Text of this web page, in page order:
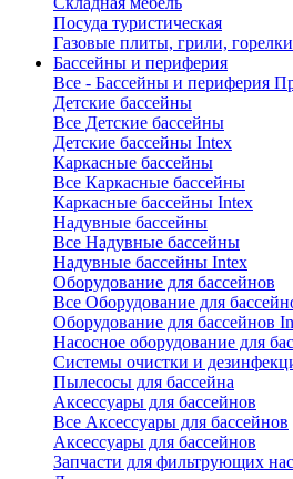
Посуда туристическая
Газовые плиты, грили,
Бассейны и периферия
Все - Бассейны и периферия
Детские бассейны
Все Детские бассейны
Детские бассейны Intex
Каркасные бассейны
Все Каркасные бассейны
Каркасные бассейны Intex
Надувные бассейны
Все Надувные бассейны
Надувные бассейны Intex
Оборудование для бассейнов
Все Оборудование для
Оборудование для бассейнов
Насосное оборудование для
Системы очистки и
Пылесосы для бассейна
Аксессуары для бассейнов
Все Аксессуары для бассейнов
Аксессуары для бассейнов
Запчасти для фильтрующих